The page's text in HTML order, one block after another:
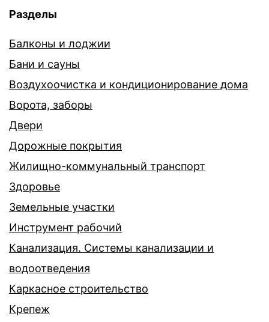
Разделы
Балконы и лоджии
Бани и сауны
Воздухоочистка и кондиционирование дома
Ворота, заборы
Двери
Дорожные покрытия
Жилищно-коммунальный транспорт
Здоровье
Земельные участки
Инструмент рабочий
Канализация. Системы канализации и
водоотведения
Каркасное строительство
Крепеж